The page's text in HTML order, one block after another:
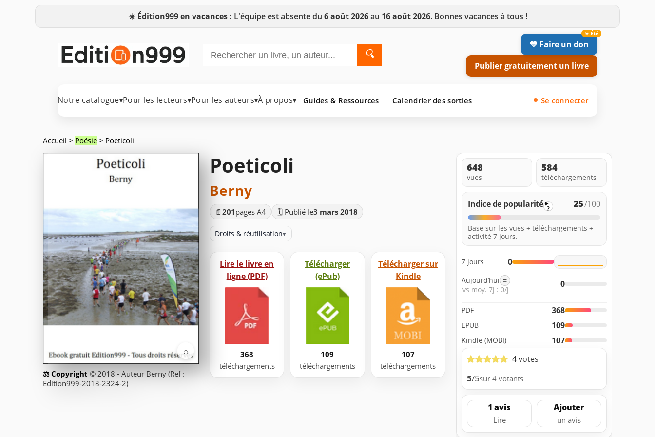
☀️ Édition999 en vacances : L'équipe est absente du 6 août 2026au 16 août 2026. Bonnes vacances à tous !
🔍
💛 Faire un don
Publier gratuitement un livre
Notre catalogue▾Pour les lecteurs▾Pour les auteurs▾À propos▾ Guides & Ressources Calendrier des sorties Se connecter
Accueil > Poésie > Poeticoli
⌕
© 2018 - Auteur Berny (Ref :
Edition999-2018-2324-2)
Poeticoli
Berny
📄 201pages A4 🗓️ Publié le3 mars 2018
Droits & réutilisation▾
Lire le livre en
ligne (PDF)
368
téléchargements
Télécharger
(ePub)
109
téléchargements
Télécharger sur
Kindle
107
téléchargements
648
vues
584
téléchargements
Indice de popularité ? 25/100
Basé sur les vues + téléchargements +
activité 7 jours.
7 jours 0
Aujourd’hui =
vs moy. 7j : 0/j
0
PDF 368
EPUB 109
Kindle (MOBI)
107
4 votes
5/5sur 4 votants
1 avis
Lire
Ajouter
un avis